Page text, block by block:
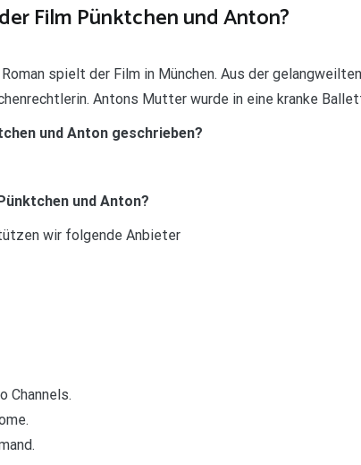
Film Pünktchen und Anton?
spielt der Film in München. Aus der
Antons Mutter wurde in eine kranke
und Anton geschrieben?
und Anton?
wir folgende Anbieter
Channels.